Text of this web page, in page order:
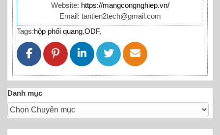
Website: https://mangcongnghiep.vn/
Email: tantien2tech@gmail.com
Tags:hộp phối quang,ODF,
Danh mục